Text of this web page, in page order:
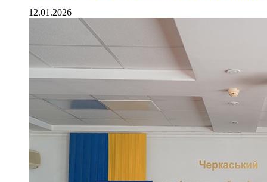
12.01.2026